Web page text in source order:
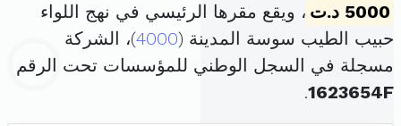
5000 د.ت
، ويقع مقرها الرئيسي في نهج اللواء
حبيب الطيب سوسة المدينة (4000)، الشركة
مسجلة في السجل الوطني للمؤسسات تحت الرقم
1623654F
.